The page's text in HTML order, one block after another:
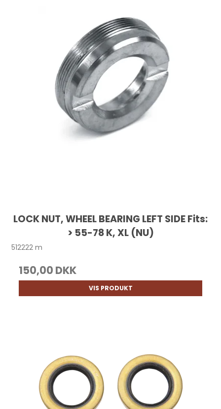
LOCK NUT, WHEEL BEARING LEFT SIDE Fits:
> 55-78 K, XL (NU)
512222 m
150,00 DKK
VIS PRODUKT